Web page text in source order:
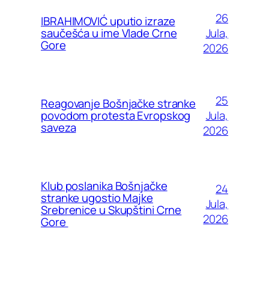
IBRAHIMOVIĆ uputio izraze
saučešća u ime Vlade Crne
Gore
26
Jula,
2026
Reagovanje Bošnjačke stranke
povodom protesta Evropskog
saveza
25
Jula,
2026
Klub poslanika Bošnjačke
stranke ugostio Majke
Srebrenice u Skupštini Crne
Gore
24
Jula,
2026